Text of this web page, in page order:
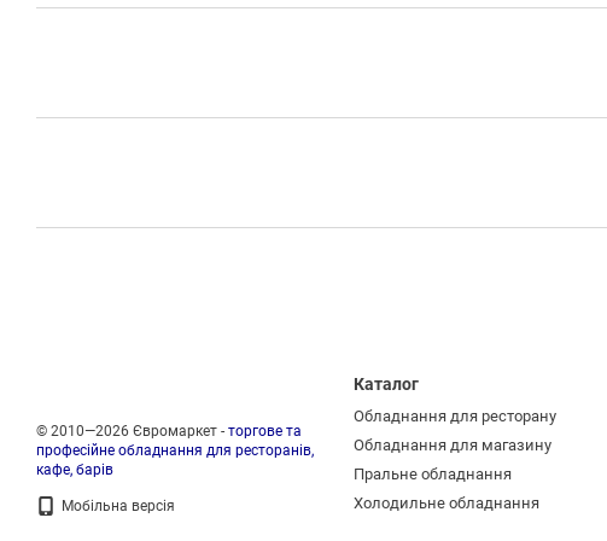
© 2010—2026 Євромаркет - торгове та
професійне обладнання для ресторанів,
кафе, барів
Мобільна версія
Каталог
Обладнання для ресторану
Обладнання для магазину
Пральне обладнання
Холодильне обладнання